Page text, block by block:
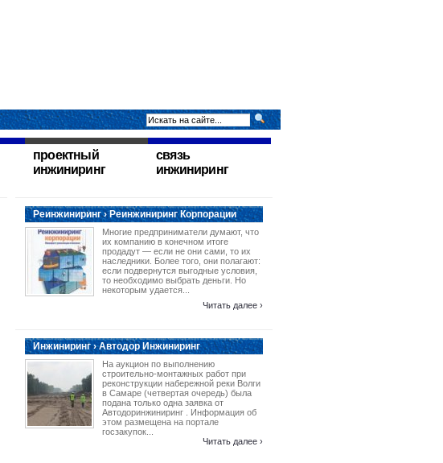
проектный
инжиниринг
связь
инжиниринг
Реинжиниринг › Реинжиниринг Корпорации
Многие предприниматели думают, что
их компанию в конечном итоге
продадут — если не они сами, то их
наследники. Более того, они полагают:
если подвернутся выгодные условия,
то необходимо выбрать деньги. Но
некоторым удается...
Читать далее ›
Инжиниринг › Автодор Инжиниринг
На аукцион по выполнению
строительно-монтажных работ при
реконструкции набережной реки Волги
в Самаре (четвертая очередь) была
подана только одна заявка от
Автодоринжиниринг . Информация об
этом размещена на портале
госзакупок...
Читать далее ›